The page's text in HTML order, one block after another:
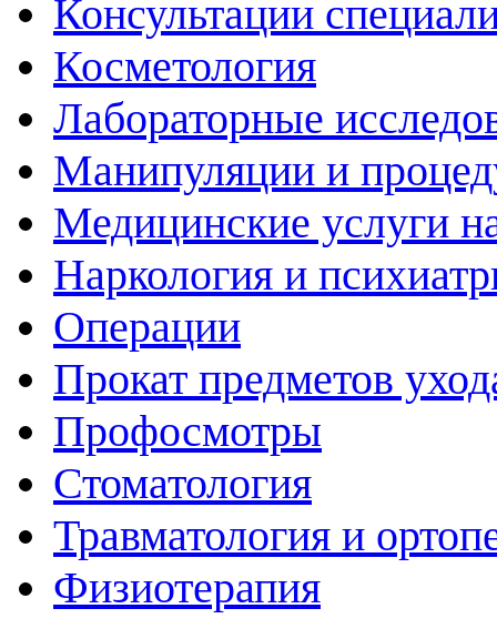
Консультации
Косметология
Лабораторные
Манипуляции и
Медицинские услуги
Наркология и
Операции
Прокат предметов
Профосмотры
Стоматология
Травматология и
Физиотерапия